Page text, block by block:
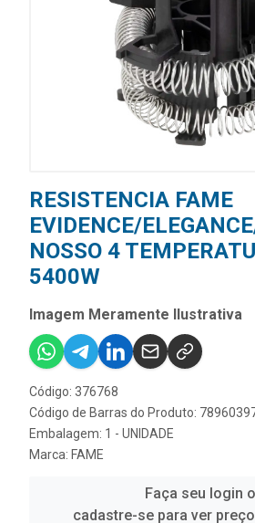
RESISTENCIA FAME
EVIDENCE/
NOSSO 4
5400W
Imagem Meramente Ilustrativa
Código: 376768
Código de Barras do Produto:
Embalagem: 1 - UNIDADE
Marca: FAME
Faça seu login
cadastre-se para ver